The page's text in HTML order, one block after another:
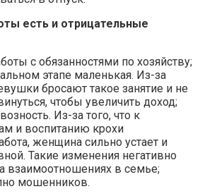
есть и отрицательные
с обязанностями по хозяйству;
этапе маленькая. Из-за
бросают такое занятие и не
чтобы увеличить доход;
Из-за того, что к
и воспитанию крохи
женщина сильно устает и
Такие изменения негативно
взаимоотношениях в семье;
мошенников.